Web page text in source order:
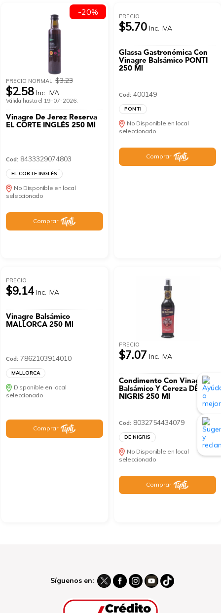
PRECIO NORMAL:$3.23
$2.58 Inc. IVA
Válida hasta el 19-07-2026.
Vinagre De Jerez Reserva
EL CORTE INGLÉS 250 Ml
Cod: 8433329074803
EL CORTE INGLÉS
No Disponible en local
seleccionado
Comprar
-20% PRECIO
$5.70 Inc. IVA
Glassa Gastronómica Con
Vinagre Balsámico PONTI
250 Ml
Cod: 400149
PONTI
No Disponible en local
seleccionado
Comprar
PRECIO
$9.14 Inc. IVA
Vinagre Balsámico
MALLORCA 250 Ml
Cod: 7862103914010
MALLORCA
Disponible en local
seleccionado
Comprar
PRECIO
$7.07 Inc. IVA
Condimento Con Vinagre
Balsámico Y Cereza DE
NIGRIS 250 Ml
Cod: 8032754434079
DE NIGRIS
No Disponible en local
seleccionado
Comprar
Síguenos en: